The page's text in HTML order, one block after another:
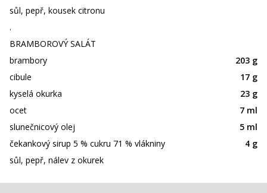
sůl, pepř, kousek citronu
.
BRAMBOROVÝ SALÁT
brambory
203 g
cibule
17 g
kyselá okurka
23 g
ocet
7 ml
slunečnicový olej
5 ml
čekankový sirup 5 % cukru 71 % vlákniny
4 g
sůl, pepř, nálev z okurek